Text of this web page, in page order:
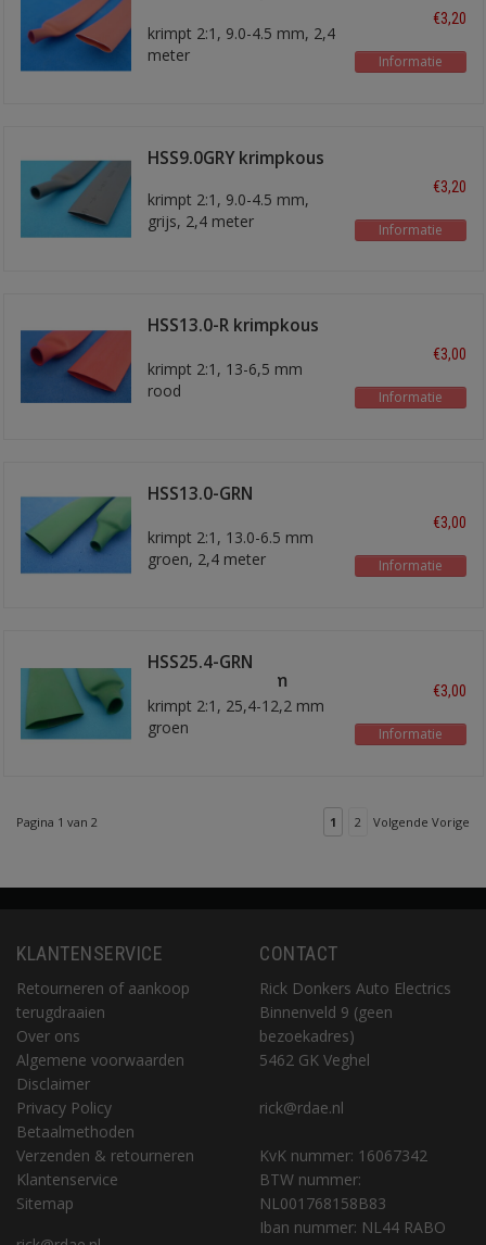
krimpt 2:1, 9.0-4.5 mm, 2,4
meter
€3,20
Informatie
HSS9.0GRY krimpkous
krimpt 2:1, 9.0-4.5 mm,
grijs, 2,4 meter
€3,20
Informatie
HSS13.0-R krimpkous
krimpt 2:1, 13-6,5 mm
rood
€3,00
Informatie
HSS13.0-GRN
krimpt 2:1, 13.0-6.5 mm
groen, 2,4 meter
€3,00
Informatie
HSS25.4-GRN
krimpkous 25mm
krimpt 2:1, 25,4-12,2 mm
groen
€3,00
Informatie
Pagina 1 van 2 1 2 Volgende Vorige
KLANTENSERVICE
Retourneren of aankoop
terugdraaien
Over ons
Algemene voorwaarden
Disclaimer
Privacy Policy
Betaalmethoden
Verzenden & retourneren
Klantenservice
Sitemap
CONTACT
Rick Donkers Auto Electrics
Binnenveld 9 (geen
bezoekadres)
5462 GK Veghel
rick@rdae.nl
KvK nummer: 16067342
BTW nummer:
NL001768158B83
Iban nummer: NL44 RABO